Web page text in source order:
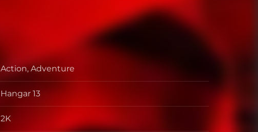
Gatunek
Action, Adventure
Twórcy
Hangar 13
Wydawca
2K